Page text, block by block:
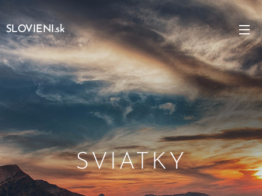
SLOVIENI.sk
SVIATKY